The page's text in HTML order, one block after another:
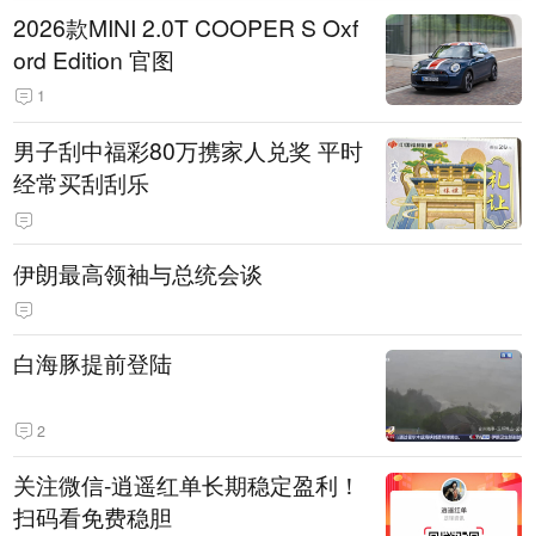
2026款MINI 2.0T COOPER S Oxf
ord Edition 官图
1
男子刮中福彩80万携家人兑奖 平时
经常买刮刮乐
伊朗最高领袖与总统会谈
白海豚提前登陆
2
关注微信-逍遥红单长期稳定盈利！
扫码看免费稳胆